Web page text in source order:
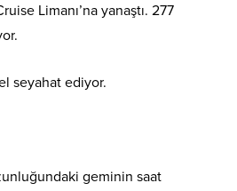
Limanı’na yanaştı. 277
seyahat ediyor.
geminin saat